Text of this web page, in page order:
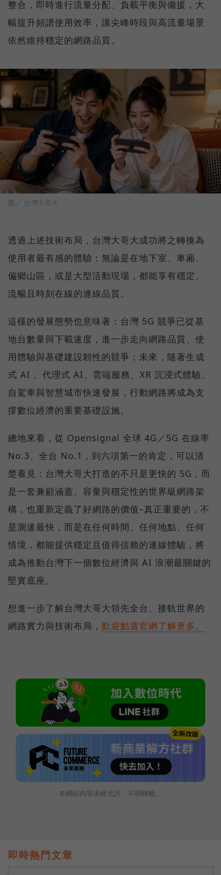
整合，即時進行流量分配、負載平衡與備援，大
幅提升頻譜使用效率，讓尖峰時段與高流量場景
依然維持穩定的網路品質。
圖／ 台灣大哥大
透過上述技術布局，台灣大哥大成功將之轉換為
使用者最有感的體驗：無論是在地下室、車廂、
偏鄉山區，或是大型活動現場，都能享有穩定、
流暢且時刻在線的連線品質。
這樣的發展態勢也意味著：台灣 5G 競爭已從基
地台數量與下載速度，進一步走向網路品質、使
用體驗與基礎建設韌性的競爭；未來，隨著生成
式 AI 、代理式 AI、雲端服務、XR 沉浸式體驗、
自駕車與智慧城市快速發展，行動網路將成為支
撐數位經濟的重要基礎設施。
總地來看，從 Opensignal 全球 4G／5G 在線率
No.3、全台 No.1，到六項第一的肯定，可以清
楚看見：台灣大哥大打造的不只是更快的 5G，而
是一套兼顧涵蓋、容量與穩定性的世界級網路架
構，也重新定義了好網路的價值–真正重要的，不
是測速最快，而是在任何時間、任何地點、任何
情境，都能提供穩定且值得信賴的連線體驗，將
成為推動台灣下一個數位經濟與 AI 浪潮最關鍵的
堅實底座。
想進一步了解台灣大哥大領先全台、接軌世界的
網路實力與技術布局， 歡迎點選官網了解更多。
本網站內容未經允許，不得轉載。
即時熱門文章